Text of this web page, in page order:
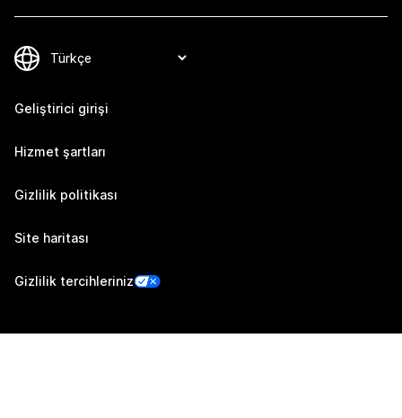
Geliştirici girişi
Hizmet şartları
Gizlilik politikası
Site haritası
Gizlilik tercihleriniz